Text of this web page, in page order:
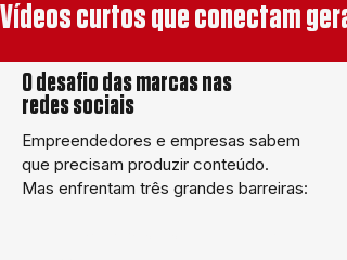
curtos que conectam
O desafio das marcas nas
redes sociais
Empreendedores e empresas sabem
que precisam produzir conteúdo.
Mas enfrentam três grandes barreiras: